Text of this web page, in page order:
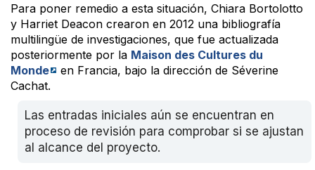
Para poner remedio a esta situación, Chiara Bortolotto
y Harriet Deacon crearon en 2012 una bibliografía
multilingüe de investigaciones, que fue actualizada
posteriormente por la Maison des Cultures du
Monde
en Francia, bajo la dirección de Séverine
Cachat.
Las entradas iniciales aún se encuentran en
proceso de revisión para comprobar si se ajustan
al alcance del proyecto.